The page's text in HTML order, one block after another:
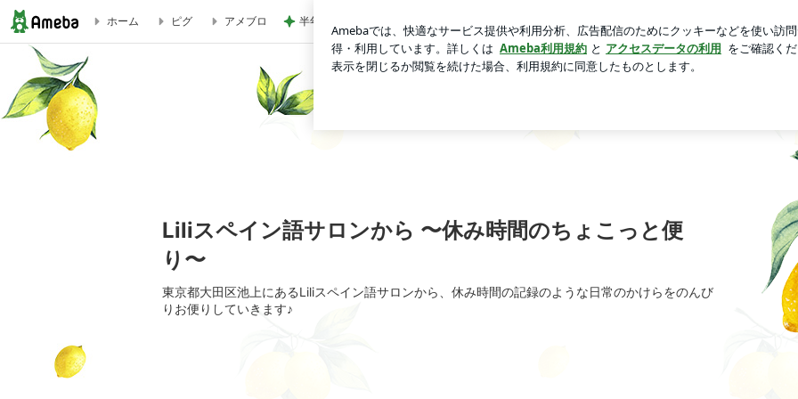
新しい生活様式とレッスン室でのレッスン再開 | Liliスペイン語サロンから 〜休み時間のちょこっと便り〜
ホーム ピグ アメブロ 半年間も担任不在で衝撃的なクラス
Liliスペイン語サロンから 〜休み時間のちょこっと便
り〜
東京都大田区池上にあるLiliスペイン語サロンから、休み時間の記録のような日常のかけらをのんび
りお便りしていきます♪